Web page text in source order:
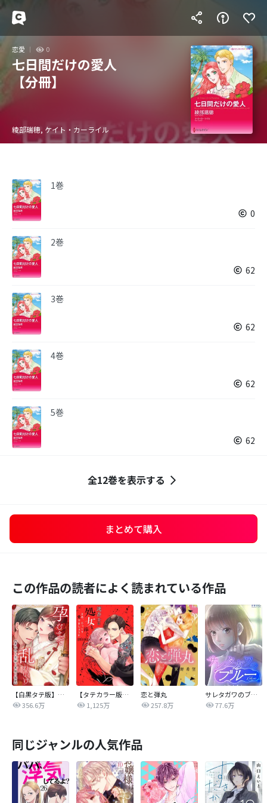
恋愛 0
七日間だけの愛人
【分冊】
綾部瑞穂, ケイト・カーライル
1巻
0
2巻
62
3巻
62
4巻
62
5巻
62
全12巻を表示する
まとめて購入
この作品の読者によく読まれている作品
【白黒タテ版】孕むまで乱れいけ～身代わり花嫁と軍服の猛愛
356.6万
【タテカラー版】漣蒼士に処女を捧ぐ～さあ、じっくり愛でましょうか
1,125万
恋と弾丸
257.8万
サレタガワのブルー【タテヨミ】
77.6万
同じジャンルの人気作品